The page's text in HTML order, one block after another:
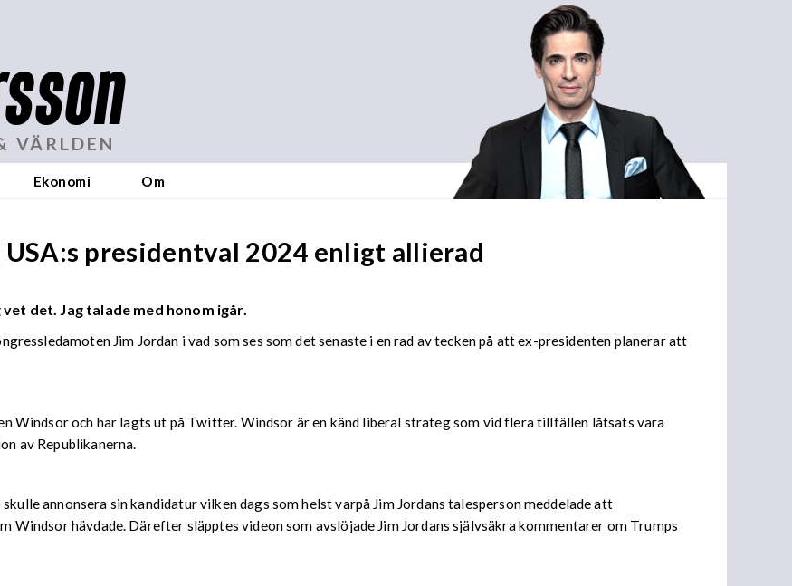
VÄRLDEN
Ekonomi Om
presidentval 2024 enligt allierad
det. Jag talade med honom igår.
Jim Jordan i vad som ses som det senaste i en rad av tecken på att ex-presidenten planerar att
Windsor och har lagts ut på Twitter. Windsor är en känd liberal strateg som vid flera tillfällen låtsats vara
av Republikanerna.
annonsera sin kandidatur vilken dags som helst varpå Jim Jordans talesperson meddelade att
Windsor hävdade. Därefter släpptes videon som avslöjade Jim Jordans självsäkra kommentarer om Trumps